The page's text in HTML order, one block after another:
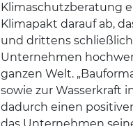
Klimaschutzberatung
Klimapakt darauf ab,
und drittens
Unternehmen
ganzen Welt.
sowie zur Wasserkraft
dadurch einen